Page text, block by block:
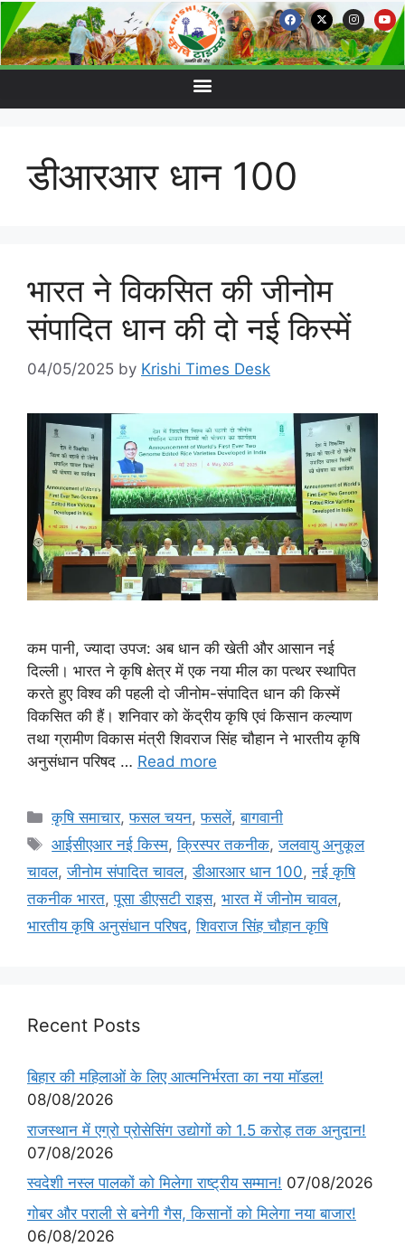
डीआरआर धान 100
भारत ने विकसित की जीनोम
संपादित धान की दो नई किस्में
04/05/2025 by Krishi Times Desk
कम पानी, ज्यादा उपज: अब धान की खेती और आसान नई
दिल्ली। भारत ने कृषि क्षेत्र में एक नया मील का पत्थर स्थापित
करते हुए विश्व की पहली दो जीनोम-संपादित धान की किस्में
विकसित की हैं। शनिवार को केंद्रीय कृषि एवं किसान कल्याण
तथा ग्रामीण विकास मंत्री शिवराज सिंह चौहान ने भारतीय कृषि
अनुसंधान परिषद … Read more
कृषि समाचार,फसल चयन,फसलें,बागवानी
आईसीएआर नई किस्म,क्रिस्पर तकनीक,जलवायु अनुकूल
चावल,जीनोम संपादित चावल,डीआरआर धान 100,नई कृषि
तकनीक भारत,पूसा डीएसटी राइस, भारत में जीनोम चावल,
भारतीय कृषि अनुसंधान परिषद,शिवराज सिंह चौहान कृषि
Recent Posts
बिहार की महिलाओं के लिए आत्मनिर्भरता का नया मॉडल!
08/08/2026
राजस्थान में एग्रो प्रोसेसिंग उद्योगों को 1.5 करोड़ तक अनुदान!
07/08/2026
स्वदेशी नस्ल पालकों को मिलेगा राष्ट्रीय सम्मान! 07/08/2026
गोबर और पराली से बनेगी गैस, किसानों को मिलेगा नया बाजार!
06/08/2026